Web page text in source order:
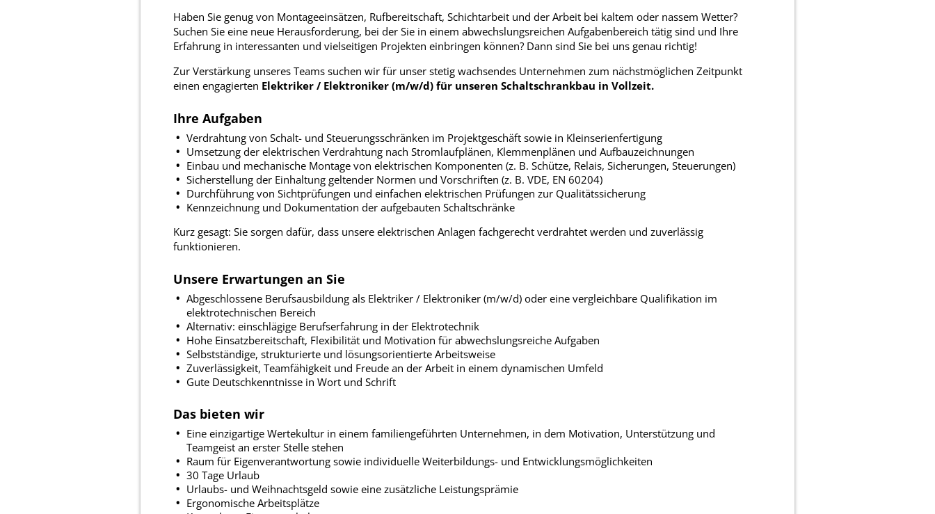
Haben Sie genug von Montageeinsätzen, Rufbereitschaft, Schichtarbeit und der Arbeit bei kaltem oder nassem Wetter?
Suchen Sie eine neue Herausforderung, bei der Sie in einem abwechslungsreichen Aufgabenbereich tätig sind und Ihre
Erfahrung in interessanten und vielseitigen Projekten einbringen können? Dann sind Sie bei uns genau richtig!
Zur Verstärkung unseres Teams suchen wir für unser stetig wachsendes Unternehmen zum nächstmöglichen Zeitpunkt
einen engagierten Elektriker / Elektroniker (m/w/d) für unseren Schaltschrankbau in Vollzeit.
Ihre Aufgaben
Verdrahtung von Schalt- und Steuerungsschränken im Projektgeschäft sowie in Kleinserienfertigung
Umsetzung der elektrischen Verdrahtung nach Stromlaufplänen, Klemmenplänen und Aufbauzeichnungen
Einbau und mechanische Montage von elektrischen Komponenten (z. B. Schütze, Relais, Sicherungen, Steuerungen)
Sicherstellung der Einhaltung geltender Normen und Vorschriften (z. B. VDE, EN 60204)
Durchführung von Sichtprüfungen und einfachen elektrischen Prüfungen zur Qualitätssicherung
Kennzeichnung und Dokumentation der aufgebauten Schaltschränke
Kurz gesagt: Sie sorgen dafür, dass unsere elektrischen Anlagen fachgerecht verdrahtet werden und zuverlässig
funktionieren.
Unsere Erwartungen an Sie
Abgeschlossene Berufsausbildung als Elektriker / Elektroniker (m/w/d) oder eine vergleichbare Qualifikation im
elektrotechnischen Bereich
Alternativ: einschlägige Berufserfahrung in der Elektrotechnik
Hohe Einsatzbereitschaft, Flexibilität und Motivation für abwechslungsreiche Aufgaben
Selbstständige, strukturierte und lösungsorientierte Arbeitsweise
Zuverlässigkeit, Teamfähigkeit und Freude an der Arbeit in einem dynamischen Umfeld
Gute Deutschkenntnisse in Wort und Schrift
Das bieten wir
Eine einzigartige Wertekultur in einem familiengeführten Unternehmen, in dem Motivation, Unterstützung und
Teamgeist an erster Stelle stehen
Raum für Eigenverantwortung sowie individuelle Weiterbildungs- und Entwicklungsmöglichkeiten
30 Tage Urlaub
Urlaubs- und Weihnachtsgeld sowie eine zusätzliche Leistungsprämie
Ergonomische Arbeitsplätze